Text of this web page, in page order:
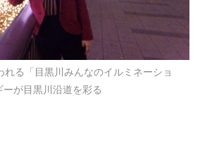
る「目黒川みんなのイルミネーショ
が目黒川沿道を彩る